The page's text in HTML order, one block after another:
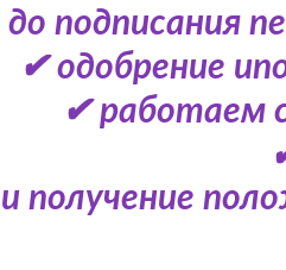
до подписания
✔ одобрение
✔ работаем
и получение